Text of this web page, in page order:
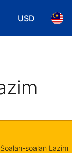
USD
Pilih mata
soalan Lazim